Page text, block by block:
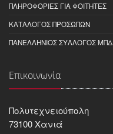
ΠΛΗΡΟΦΟΡΊΕΣ ΓΙΑ ΦΟΙΤΗΤΈΣ
ΚΑΤΆΛΟΓΟΣ ΠΡΟΣΏΠΩΝ
ΠΑΝΕΛΛΉΝΙΟΣ ΣΎΛΛΟΓΟΣ ΜΠΔ
Επικοινωνία
Πολυτεχνειούπολη
73100 Χανιά